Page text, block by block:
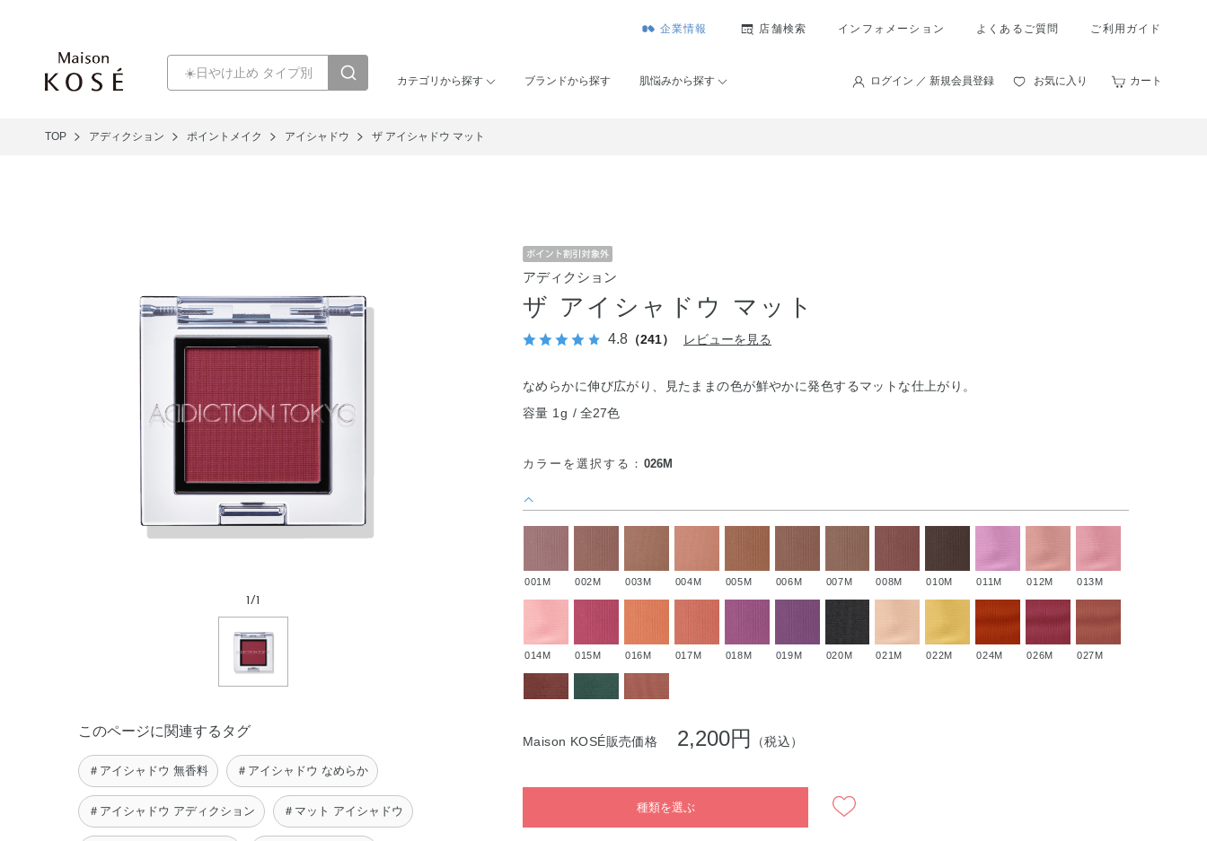
企業情報 店舗検索 インフォメーション よくあるご質問 ご利用ガイド
カテゴリから探す ブランドから探す 肌悩みから探す ログイン ／ 新規会員登録 お気に入り カート
TOP アディクション ポイントメイク アイシャドウ ザ アイシャドウ マット
1/1
このページに関連するタグ
＃アイシャドウ 無香料 ＃アイシャドウ なめらか
＃アイシャドウ アディクション ＃マット アイシャドウ
アディクション
ザ アイシャドウ マット
4.8 （241） レビューを見る
なめらかに伸び広がり、見たままの色が鮮やかに発色するマットな仕上がり。
容量 1g
全27色
カラーを選択する： 026M
001M 002M 003M 004M 005M 006M 007M 008M 010M 011M 012M 013M
014M 015M 016M 017M 018M 019M 020M 021M 022M 024M 026M 027M
Maison KOSÉ販売価格 2,200円 （税込）
種類を選ぶ